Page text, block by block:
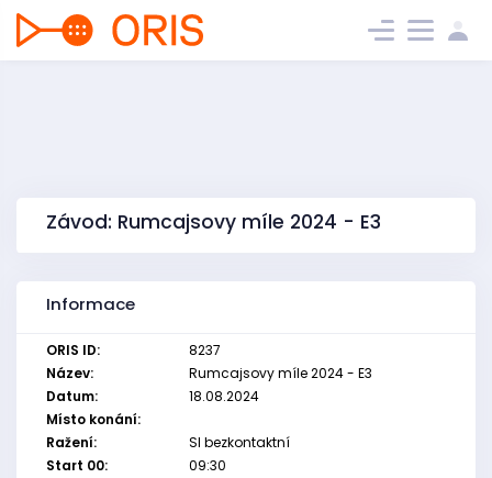
Závod: Rumcajsovy míle 2024 - E3
Informace
ORIS ID:
8237
Název:
Rumcajsovy míle 2024 - E3
Datum:
18.08.2024
Místo konání:
Ražení:
SI bezkontaktní
Start 00:
09:30